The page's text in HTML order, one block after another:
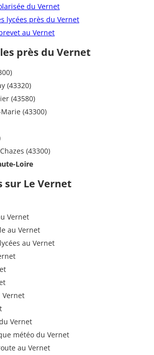
du Vernet
lycées près du Vernet
au Vernet
près du Vernet
(43320)
(43580)
(43300)
(43300)
Loire
sur Le Vernet
Vernet
au Vernet
au Vernet
Vernet
Vernet
météo du Vernet
au Vernet